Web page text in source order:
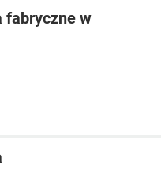
fabryczne w